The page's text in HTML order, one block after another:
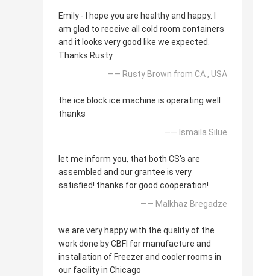
Emily - I hope you are healthy and happy. I
am glad to receive all cold room containers
and it looks very good like we expected.
Thanks Rusty.
—— Rusty Brown from CA , USA
the ice block ice machine is operating well
thanks
—— Ismaila Silue
let me inform you, that both CS's are
assembled and our grantee is very
satisfied! thanks for good cooperation!
—— Malkhaz Bregadze
we are very happy with the quality of the
work done by CBFI for manufacture and
installation of Freezer and cooler rooms in
our facility in Chicago